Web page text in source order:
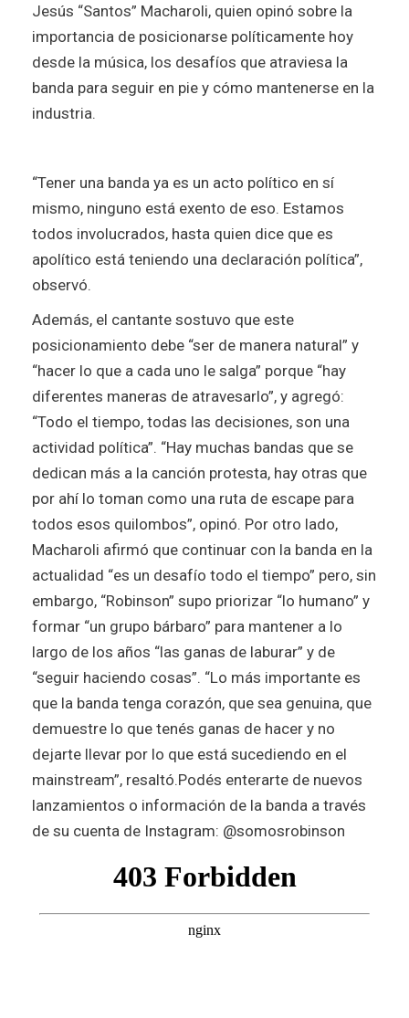
Jesús “Santos” Macharoli, quien opinó sobre la
importancia de posicionarse políticamente hoy
desde la música, los desafíos que atraviesa la
banda para seguir en pie y cómo mantenerse en la
industria.
“Tener una banda ya es un acto político en sí
mismo, ninguno está exento de eso. Estamos
todos involucrados, hasta quien dice que es
apolítico está teniendo una declaración política”,
observó.
Además, el cantante sostuvo que este
posicionamiento debe “ser de manera natural” y
“hacer lo que a cada uno le salga” porque “hay
diferentes maneras de atravesarlo”, y agregó:
“Todo el tiempo, todas las decisiones, son una
actividad política”. “Hay muchas bandas que se
dedican más a la canción protesta, hay otras que
por ahí lo toman como una ruta de escape para
todos esos quilombos”, opinó. Por otro lado,
Macharoli afirmó que continuar con la banda en la
actualidad “es un desafío todo el tiempo” pero, sin
embargo, “Robinson” supo priorizar “lo humano” y
formar “un grupo bárbaro” para mantener a lo
largo de los años “las ganas de laburar” y de
“seguir haciendo cosas”. “Lo más importante es
que la banda tenga corazón, que sea genuina, que
demuestre lo que tenés ganas de hacer y no
dejarte llevar por lo que está sucediendo en el
mainstream”, resaltó.Podés enterarte de nuevos
lanzamientos o información de la banda a través
de su cuenta de Instagram: @somosrobinson